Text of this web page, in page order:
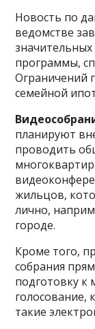
Новость по
ведомстве
программы,
Ограничений
семейной
планируют
проводить
жильцов,
лично,
городе.
Кроме того,
собрания
подготовку к
голосование,
такие